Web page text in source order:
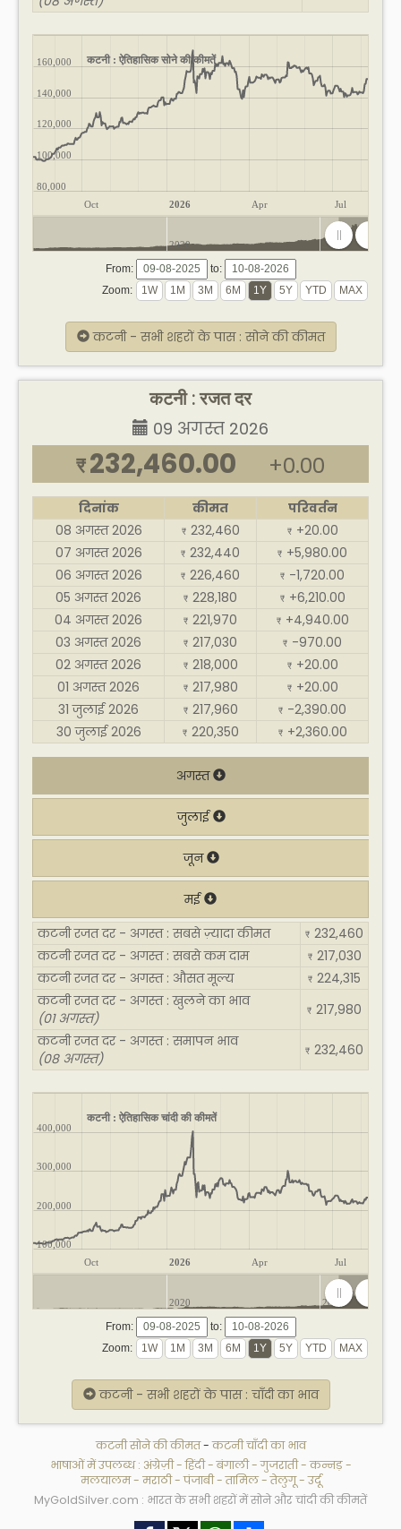
कटनी : ऐतिहासिक सोने की कीमतें
Oct 2026 Apr Jul
80,000
100,000
120,000
140,000
160,000
2020 2025
From:
to:
Zoom:
कटनी - सभी शहरों के पास : सोने की कीमत
कटनी : रजत दर
09 अगस्त 2026
₹ 232,460.00 +0.00
दिनांक कीमत
परिवर्तन
08 अगस्त 2026
₹ 232,460 ₹ +20.00
07 अगस्त 2026
₹ 232,440 ₹ +5,980.00
06 अगस्त 2026
₹ 226,460 ₹ -1,720.00
05 अगस्त 2026
₹ 228,180 ₹ +6,210.00
04 अगस्त 2026
₹ 221,970 ₹ +4,940.00
03 अगस्त 2026
₹ 217,030 ₹ -970.00
02 अगस्त 2026
₹ 218,000 ₹ +20.00
01 अगस्त 2026
₹ 217,980 ₹ +20.00
31 जुलाई 2026
₹ 217,960 ₹ -2,390.00
30 जुलाई 2026
₹ 220,350 ₹ +2,360.00
अगस्त
जुलाई
जून
मई
कटनी रजत दर - अगस्त : सबसे ज़्यादा कीमत
₹ 232,460
कटनी रजत दर - अगस्त : सबसे कम दाम
₹ 217,030
कटनी रजत दर - अगस्त : औसत मूल्य
₹ 224,315
कटनी रजत दर - अगस्त : खुलने का भाव
(01 अगस्त)
₹ 217,980
कटनी रजत दर - अगस्त : समापन भाव
(08 अगस्त)
₹ 232,460
कटनी : ऐतिहासिक चांदी की कीमतें
Oct 2026 Apr Jul
100,000
200,000
300,000
400,000
2020 2025
From:
to:
Zoom:
कटनी - सभी शहरों के पास : चाँदी का भाव
कटनी सोने की कीमत-कटनी चाँदी का भाव
भाषाओं में उपलब्ध : अंग्रेज़ी-हिंदी-बंगाली-गुजराती-कन्नड़-
मलयालम- मराठी-पंजाबी-तामिल-तेलुगू-उर्दू
MyGoldSilver.com : भारत के सभी शहरों में सोने और चांदी की कीमतें